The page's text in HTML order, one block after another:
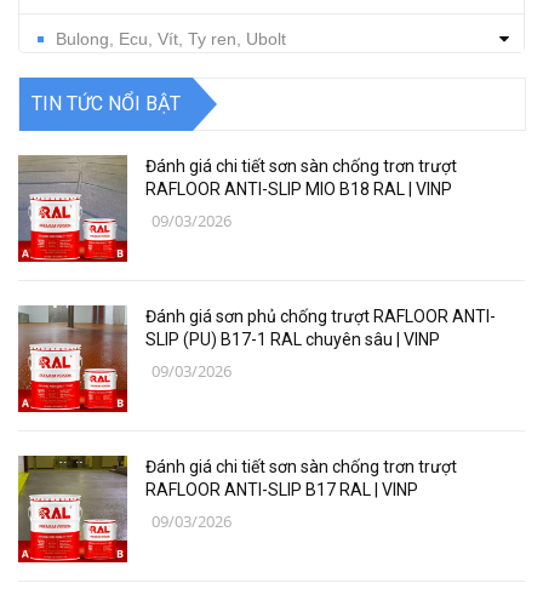
Bulong, Ecu, Vít, Ty ren, Ubolt
Dụng cụ cắt gọt
Thiết bị, vật tư điện nước
Thiết bị, vật tư điện lạnh
Thiết bị bảo hộ lao động
Thiết bị đo Mitutoyo
Dụng Cụ Ngành Hàng Không
Thiết Bị Niika
TIN TỨC NỔI BẬT
Đánh giá chi tiết sơn sàn chống trơn trượt
RAFLOOR ANTI-SLIP MIO B18 RAL | VINP
09/03/2026
Đánh giá sơn phủ chống trượt RAFLOOR ANTI-
SLIP (PU) B17-1 RAL chuyên sâu | VINP
09/03/2026
Đánh giá chi tiết sơn sàn chống trơn trượt
RAFLOOR ANTI-SLIP B17 RAL | VINP
09/03/2026